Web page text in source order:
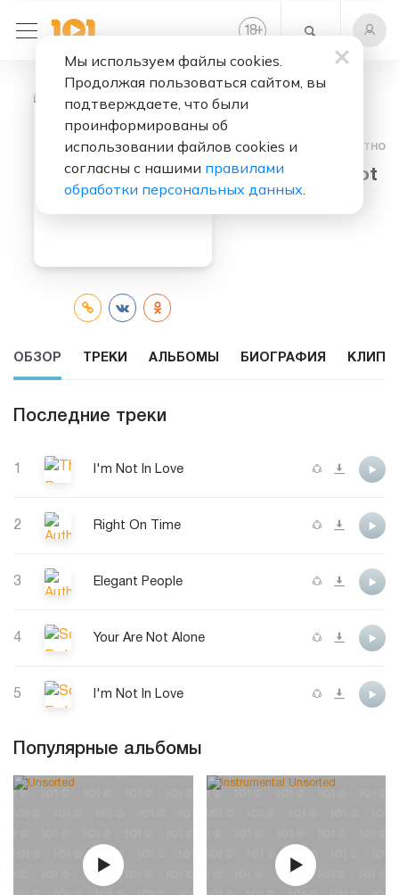
18+
Слушать бесплатно
Richard Elliot
ОБЗОР ТРЕКИ АЛЬБОМЫ БИОГРАФИЯ КЛИПЫ
Последние треки
I'm Not In Love
2 Right On Time
3 Elegant People
4 Your Are Not Alone
5 I'm Not In Love
Популярные альбомы
Мы используем файлы cookies.
Продолжая пользоваться сайтом, вы
подтверждаете, что были
проинформированы об
использовании файлов cookies и
согласны с нашими правилами
обработки персональных данных.